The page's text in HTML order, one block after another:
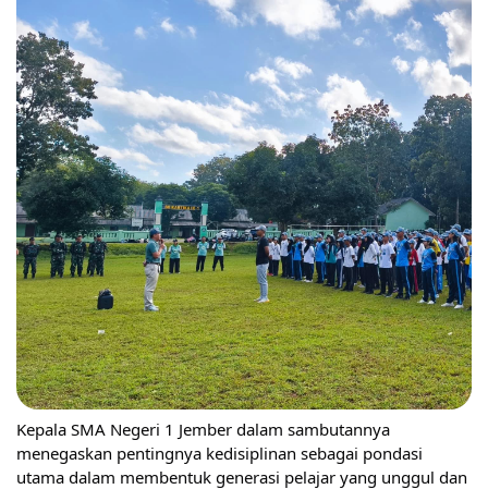
Kepala SMA Negeri 1 Jember dalam sambutannya
menegaskan pentingnya kedisiplinan sebagai pondasi
utama dalam membentuk generasi pelajar yang unggul dan